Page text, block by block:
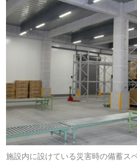
施設内に設けている災害時の備蓄ス